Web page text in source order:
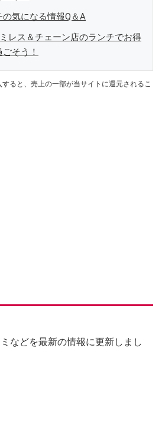
気になる情報Q＆A
レス＆チェーン店のランチでお得
そう！
ると、売上の一部が当サイトに還元されるこ
などを最新の情報に更新しまし